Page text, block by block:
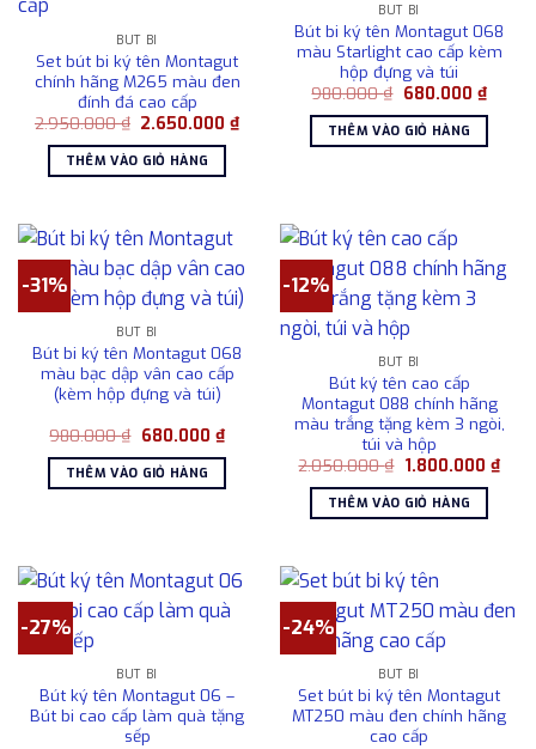
BÚT BI
Set bút bi ký tên Montagut
chính hãng M265 màu đen
đính đá cao cấp
2.950.000₫ Giá
là:
2.950.000 ₫.
2.650.000₫Giá
hiện
THÊM VÀO GIỎ HÀNG
BÚT BI
Bút bi ký tên Montagut 068
màu Starlight cao cấp kèm
hộp đựng và túi
980.000₫ Giá
là:
980.000 ₫.
680.000 ₫Giá
hiện
tại
THÊM VÀO GIỎ HÀNG
-31%
BÚT BI
Bút bi ký tên Montagut 068
màu bạc dập vân cao cấp
(kèm hộp đựng và túi)
980.000₫ Giá
là:
980.000 ₫.
680.000 ₫Giá
hiện
tại
680.000 ₫.
THÊM VÀO GIỎ HÀNG
-12%
BÚT BI
Bút ký tên cao cấp
Montagut 088 chính hãng
màu trắng tặng kèm 3 ngòi,
túi và hộp
2.050.000₫ Giá
là:
2.050.000 ₫.
1.800.000 ₫Giá
hiện
THÊM VÀO GIỎ HÀNG
-27%
BÚT BI
Bút ký tên Montagut 06 –
Bút bi cao cấp làm quà tặng
sếp
-24%
BÚT BI
Set bút bi ký tên Montagut
MT250 màu đen chính hãng
cao cấp